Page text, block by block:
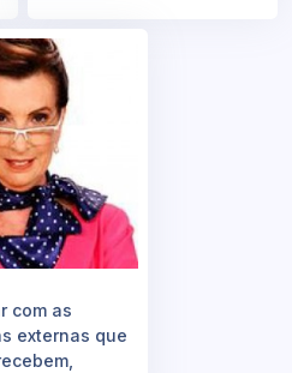
com as
externas que